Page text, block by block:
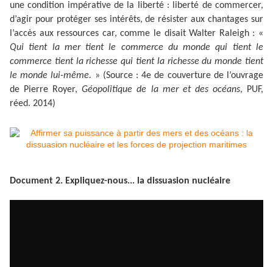
une condition impérative de la liberté : liberté de commercer,
d’agir pour protéger ses intérêts, de résister aux chantages sur
l’accès aux ressources car, comme le disait Walter Raleigh : «
Qui tient la mer tient le commerce du monde qui tient le
commerce tient la richesse qui tient la richesse du monde tient
le monde lui-même. » (Source :4e de couverturede l’ouvrage
de Pierre Royer,Géopolitique de la mer et des océans, PUF,
réed. 2014)
Document 2. Expliquez-nous... la dissuasion nucléaire